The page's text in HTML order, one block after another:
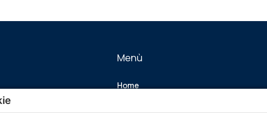
Menù
Home
Convenzioni